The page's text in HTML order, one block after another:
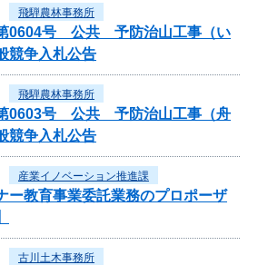
飛騨農林事務所
第0604号 公共 予防治山工事（い
競争入札公告
飛騨農林事務所
第0603号 公共 予防治山工事（舟
競争入札公告
産業イノベーション推進課
ー教育事業委託業務のプロポーザ
古川土木事務所